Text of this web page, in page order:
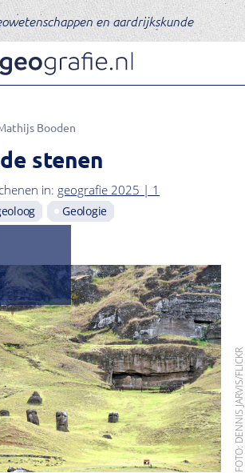
en aardrijkskunde
Booden
stenen
in: geografie 2025 | 1
Geologie
FOTO: DENNIS JARVIS/FLICKR